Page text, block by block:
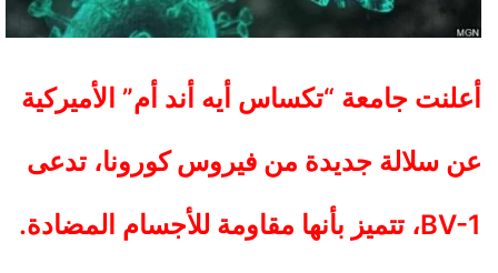
ل
ك
ر
ي
أعلنت جامعة “تكساس أيه أند أم” الأميركية
عن سلالة جديدة من فيروس كورونا، تدعى
BV-1، تتميز بأنها مقاومة للأجسام المضادة.